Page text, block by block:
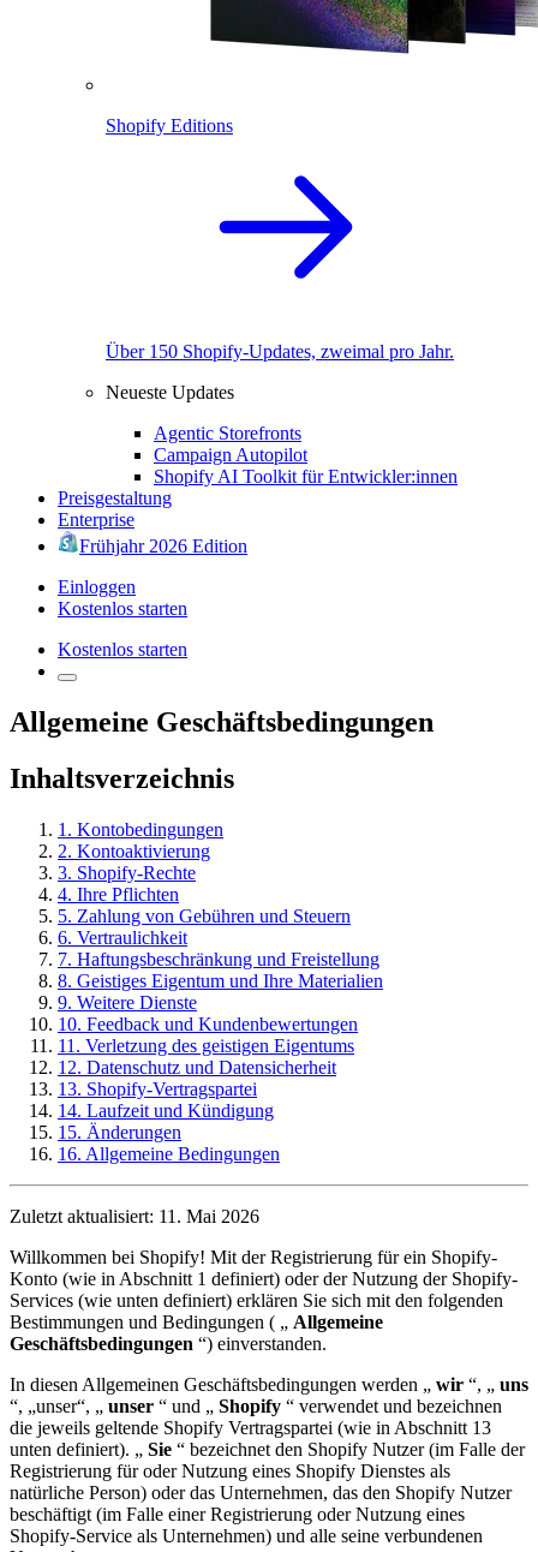
Shopify Editions
Über 150 Shopify-Updates, zweimal pro Jahr.
Neueste Updates
Agentic Storefronts
Campaign Autopilot
Shopify AI Toolkit für Entwickler:innen
Preisgestaltung
Enterprise
Frühjahr 2026 Edition
Einloggen
Kostenlos starten
Kostenlos starten
Allgemeine Geschäftsbedingungen
Inhaltsverzeichnis
1. Kontobedingungen
2. Kontoaktivierung
3. Shopify-Rechte
4. Ihre Pflichten
5. Zahlung von Gebühren und Steuern
6. Vertraulichkeit
7. Haftungsbeschränkung und Freistellung
8. Geistiges Eigentum und Ihre Materialien
9. Weitere Dienste
10. Feedback und Kundenbewertungen
11. Verletzung des geistigen Eigentums
12. Datenschutz und Datensicherheit
13. Shopify-Vertragspartei
14. Laufzeit und Kündigung
15. Änderungen
16. Allgemeine Bedingungen
Zuletzt aktualisiert: 11. Mai 2026
Willkommen bei Shopify! Mit der Registrierung für ein Shopify-
Konto (wie in Abschnitt 1 definiert) oder der Nutzung der Shopify-
Services (wie unten definiert) erklären Sie sich mit den folgenden
Bestimmungen und Bedingungen ( „ Allgemeine
Geschäftsbedingungen “) einverstanden.
In diesen Allgemeinen Geschäftsbedingungen werden „ wir “, „ uns
“, „unser“, „ unser “ und „ Shopify “ verwendet und bezeichnen
die jeweils geltende Shopify Vertragspartei (wie in Abschnitt 13
unten definiert). „ Sie “ bezeichnet den Shopify Nutzer (im Falle der
Registrierung für oder Nutzung eines Shopify Dienstes als
natürliche Person) oder das Unternehmen, das den Shopify Nutzer
beschäftigt (im Falle einer Registrierung oder Nutzung eines
Shopify-Service als Unternehmen) und alle seine verbundenen